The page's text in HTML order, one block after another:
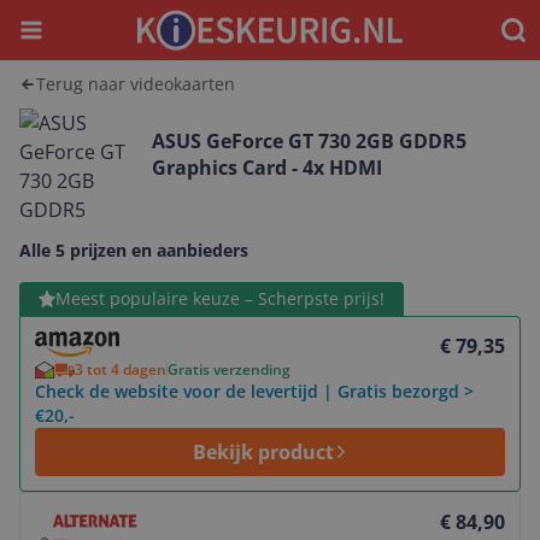
Menu
Terug naar videokaarten
ASUS GeForce GT 730 2GB GDDR5
Graphics Card - 4x HDMI
Alle 5 prijzen en aanbieders
Meest populaire keuze – Scherpste prijs!
€ 79,35
3 tot 4 dagenGratis verzending
Check de website voor de levertijd | Gratis bezorgd >
€20,-
Bekijk product
Bekijk product
€ 84,90